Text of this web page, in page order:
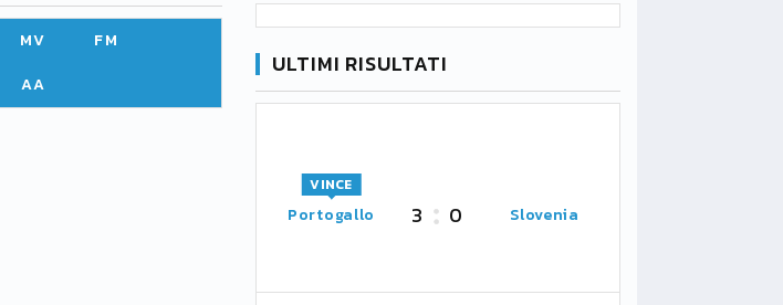
MV
FM
AA
ULTIMI RISULTATI
Portogallo
VINCE
3 0 Slovenia